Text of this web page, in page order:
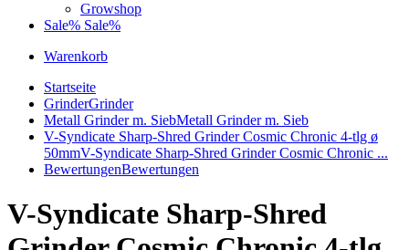
Growshop
Sale% Sale%
Warenkorb
Startseite
GrinderGrinder
Metall Grinder m. SiebMetall Grinder m. Sieb
V-Syndicate Sharp-Shred Grinder Cosmic Chronic 4-tlg ø
50mmV-Syndicate Sharp-Shred Grinder Cosmic Chronic ...
BewertungenBewertungen
V-Syndicate Sharp-Shred